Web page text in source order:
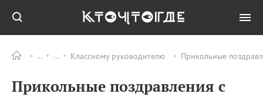
Классному руководителю Прикольные
Прикольные поздравления с
ПРАЗДНИКИ Все
08.08 День «Счастье
случается» (Happiness